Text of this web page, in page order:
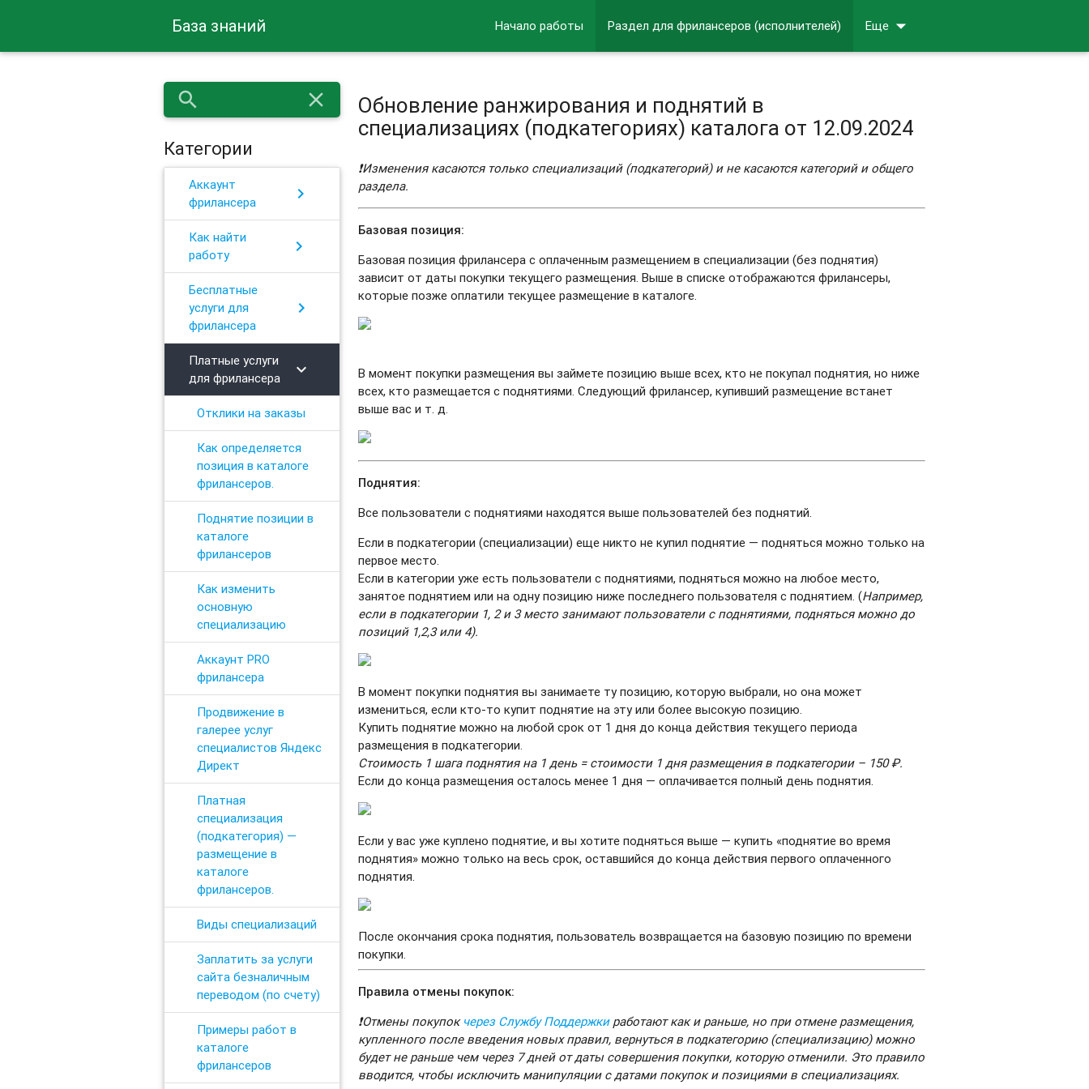
База знаний Начало работы Раздел для фрилансеров (исполнителей) Еще arrow_drop_down
search close
Категории
Аккаунт
фрилансера
chevron_right
Как найти
работу
chevron_right
Бесплатные
услуги для
фрилансера
chevron_right
Платные услуги
для фрилансера
chevron_right
Отклики на заказы
Как определяется
позиция в каталоге
фрилансеров.
Поднятие позиции в
каталоге
фрилансеров
Как изменить
основную
специализацию
Аккаунт PRO
фрилансера
Продвижение в
галерее услуг
специалистов Яндекс
Директ
Платная
специализация
(подкатегория) —
размещение в
каталоге
фрилансеров.
Виды специализаций
Заплатить за услуги
сайта безналичным
переводом (по счету)
Примеры работ в
каталоге
фрилансеров
Обновление ранжирования и поднятий в
специализациях (подкатегориях) каталога от 12.09.2024
❗️Изменения касаются только специализаций (подкатегорий) и не касаются категорий и общего
раздела.
Базовая позиция:
Базовая позиция фрилансера с оплаченным размещением в специализации (без поднятия)
зависит от даты покупки текущего размещения. Выше в списке отображаются фрилансеры,
которые позже оплатили текущее размещение в каталоге.
В момент покупки размещения вы займете позицию выше всех, кто не покупал поднятия, но ниже
всех, кто размещается с поднятиями. Следующий фрилансер, купивший размещение встанет
выше вас и т. д.
Поднятия:
Все пользователи с поднятиями находятся выше пользователей без поднятий.
Если в подкатегории (специализации) еще никто не купил поднятие — подняться можно только на
первое место.
Если в категории уже есть пользователи с поднятиями, подняться можно на любое место,
занятое поднятием или на одну позицию ниже последнего пользователя с поднятием. (Например,
если в подкатегории 1, 2 и 3 место занимают пользователи с поднятиями, подняться можно до
позиций 1,2,3 или 4).
В момент покупки поднятия вы занимаете ту позицию, которую выбрали, но она может
измениться, если кто-то купит поднятие на эту или более высокую позицию.
Купить поднятие можно на любой срок от 1 дня до конца действия текущего периода
размещения в подкатегории.
Стоимость 1 шага поднятия на 1 день = стоимости 1 дня размещения в подкатегории – 150 ₽.
Если до конца размещения осталось менее 1 дня — оплачивается полный день поднятия.
Если у вас уже куплено поднятие, и вы хотите подняться выше — купить «поднятие во время
поднятия» можно только на весь срок, оставшийся до конца действия первого оплаченного
поднятия.
После окончания срока поднятия, пользователь возвращается на базовую позицию по времени
покупки.
Правила отмены покупок:
❗️Отмены покупок через Службу Поддержкиработают как и раньше, но при отмене размещения,
купленного после введения новых правил, вернуться в подкатегорию (специализацию) можно
будет не раньше чем через 7 дней от даты совершения покупки, которую отменили. Это правило
вводится, чтобы исключить манипуляции с датами покупок и позициями в специализациях.